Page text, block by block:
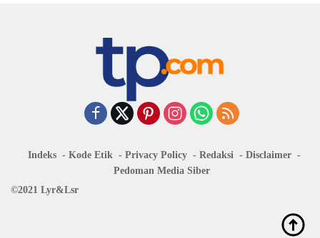
Indeks Kode Etik Privacy Policy Redaksi
Disclaimer
Pedoman Media Siber
©2021 Lyr&Lsr